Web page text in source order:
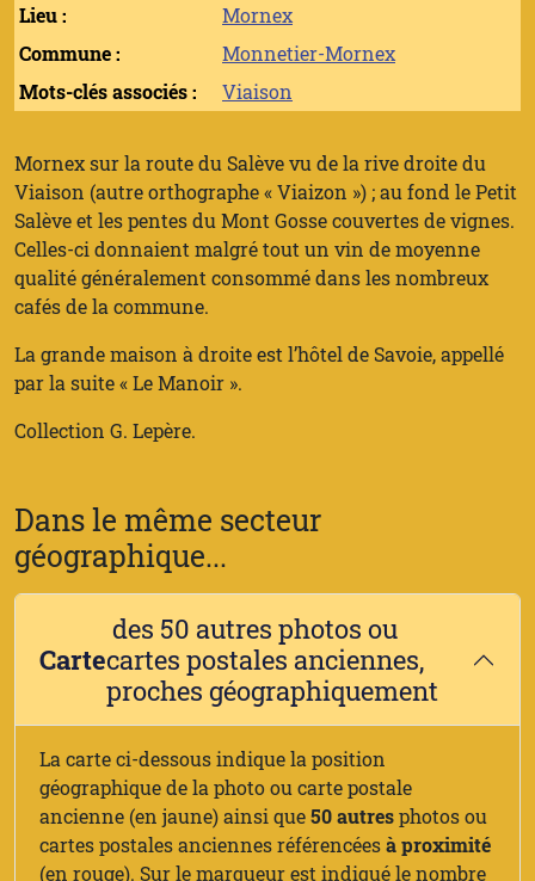
Lieu :
Mornex
Commune :
Monnetier-Mornex
Mots-clés associés :
Viaison
Mornex sur la route du Salève vu de la rive droite du
Viaison (autre orthographe « Viaizon ») ; au fond le Petit
Salève et les pentes du Mont Gosse couvertes de vignes.
Celles-ci donnaient malgré tout un vin de moyenne
qualité généralement consommé dans les nombreux
cafés de la commune.
La grande maison à droite est l’hôtel de Savoie, appellé
par la suite « Le Manoir ».
Collection G. Lepère.
Dans le même secteur
géographique...
Carte
des 50 autres photos ou
cartes postales anciennes,
proches géographiquement
La carte ci-dessous indique la position
géographique de la photo ou carte postale
ancienne (en jaune) ainsi que50 autresphotos ou
cartes postales anciennes référencéesà proximité
(en rouge). Sur le marqueur est indiqué le nombre